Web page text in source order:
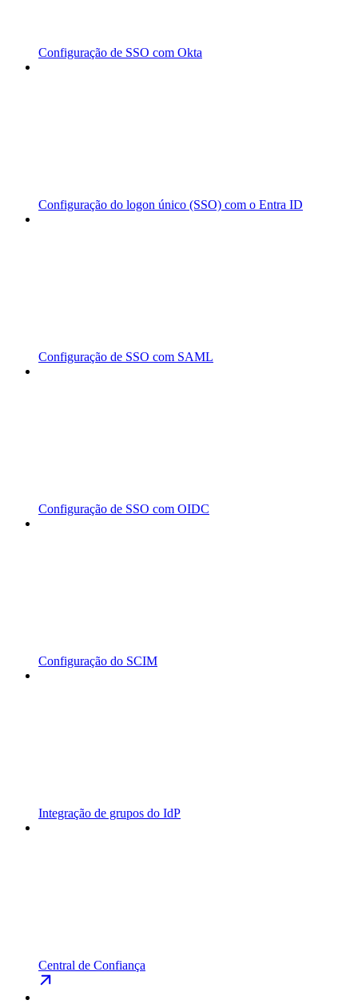
Configuração de SSO com Okta
Configuração do logon único (SSO) com o Entra ID
Configuração de SSO com SAML
Configuração de SSO com OIDC
Configuração do SCIM
Integração de grupos do IdP
Central de Confiança